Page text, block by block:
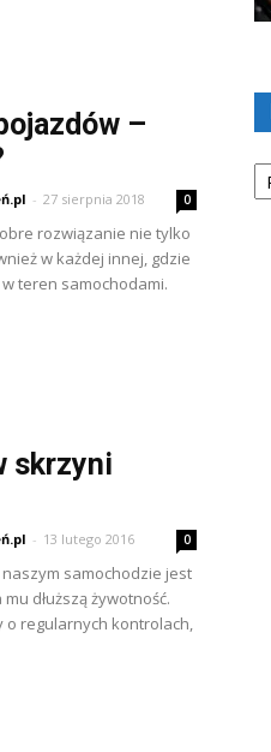
–
- 27 sierpnia 2018 0
rozwiązanie nie tylko
w każdej innej, gdzie
teren samochodami.
skrzyni
- 13 lutego 2016 0
samochodzie jest
dłuższą żywotność.
o regularnych kontrolach,